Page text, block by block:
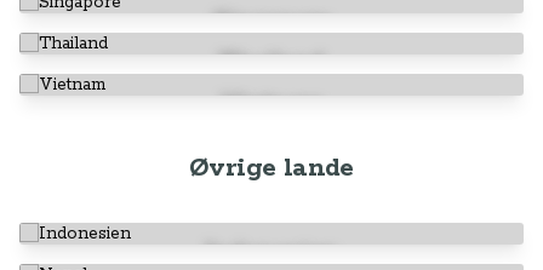
Singapore
Thailand
Vietnam
Øvrige lande
Indonesien